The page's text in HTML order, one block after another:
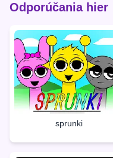
Odporúčania hier
sprunki